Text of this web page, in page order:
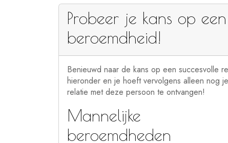
Probeer je kans op
beroemdheid!
Benieuwd naar de kans op een succesvolle
hieronder en je hoeft vervolgens alleen nog
relatie met deze persoon te ontvangen!
Mannelijke
beroemdheden